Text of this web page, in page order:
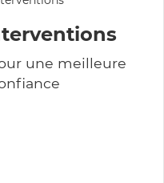
une meilleure